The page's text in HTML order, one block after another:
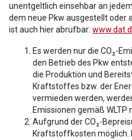
unentgeltlich einsehbar an
dem neue Pkw ausgestellt oder
ist auch hier abrufbar:
Es werden nur die CO₂-
den Betrieb des Pkw
die Produktion und
Kraftstoffes bzw. der
vermieden werden,
Emissionen gemäß WLTP
Aufgrund der CO₂-
Kraftstoffkosten möglich.